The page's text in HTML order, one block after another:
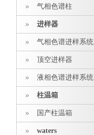
气相色谱柱
进样器
气相色谱进样系统
顶空进样器
液相色谱进样系统
柱温箱
国产柱温箱
waters